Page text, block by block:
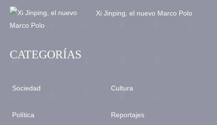
Xi Jinping, el nuevo Marco Polo
CATEGORÍAS
Sociedad
Política
Cultura
Reportajes